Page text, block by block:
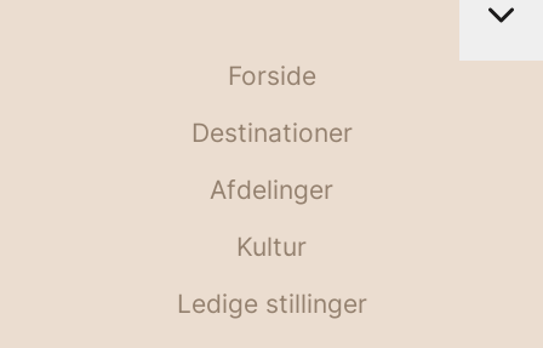
Forside
Destinationer
Afdelinger
Kultur
Ledige stillinger